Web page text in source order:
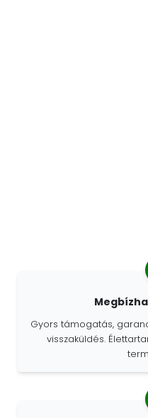
Gyors támogatás,
visszaküldés.